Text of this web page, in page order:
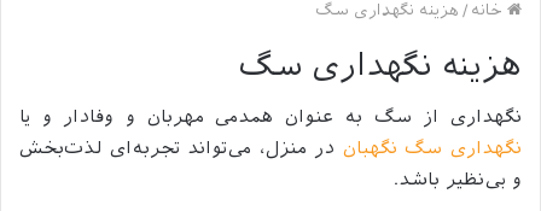
خانه / هزینه نگهداری سگ
هزینه نگهداری سگ
نگهداری از سگ به عنوان همدمی مهربان و وفادار و یا
نگهداری سگ نگهبان در منزل، می‌تواند تجربه‌ای لذت‌بخش
و بی‌نظیر باشد.